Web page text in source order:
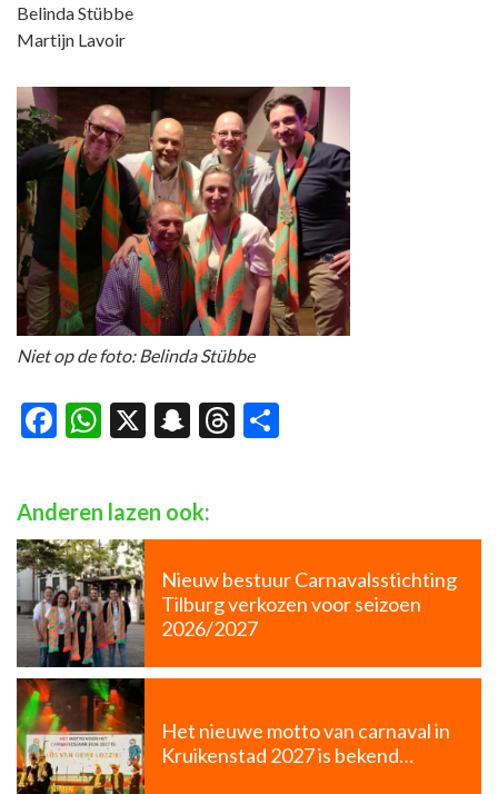
Belinda Stübbe
Martijn Lavoir
Niet op de foto: Belinda Stübbe
Facebook
WhatsApp
X Snapchat
Threads
Anderen lazen ook:
Nieuw bestuur Carnavalsstichting
Tilburg verkozen voor seizoen
2026/2027
Het nieuwe motto van carnaval in
Kruikenstad 2027 is bekend…